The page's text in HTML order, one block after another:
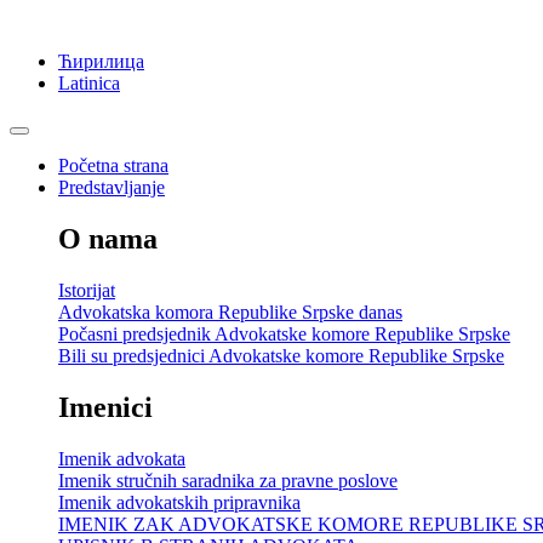
Ћирилица
Latinica
Početna strana
Predstavljanje
O nama
Istorijat
Advokatska komora Republike Srpske danas
Počasni predsjednik Advokatske komore Republike Srpske
Bili su predsjednici Advokatske komore Republike Srpske
Imenici
Imenik advokata
Imenik stručnih saradnika za pravne poslove
Imenik advokatskih pripravnika
IMENIK ZAK ADVOKATSKE KOMORE REPUBLIKE